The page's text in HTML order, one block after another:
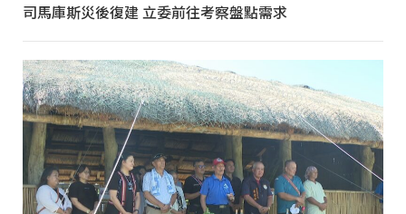
司馬庫斯災後復建 立委前往考察盤點需求